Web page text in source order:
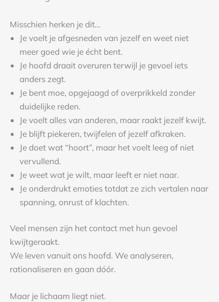
Misschien herken je dit…
Je voelt je afgesneden van jezelf en weet niet
meer goed wie je écht bent.
Je hoofd draait overuren terwijl je gevoel iets
anders zegt.
Je bent moe, opgejaagd of overprikkeld zonder
duidelijke reden.
Je voelt alles van anderen, maar raakt jezelf kwijt.
Je blijft piekeren, twijfelen of jezelf afkraken.
Je doet wat “hoort”, maar het voelt leeg of niet
vervullend.
Je weet wat je wilt, maar leeft er niet naar.
Je onderdrukt emoties totdat ze zich vertalen naar
spanning, onrust of klachten.
Veel mensen zijn het contact met hun gevoel
kwijtgeraakt.
We leven vanuit ons hoofd. We analyseren,
rationaliseren en gaan dóór.
Maar je lichaam liegt niet.